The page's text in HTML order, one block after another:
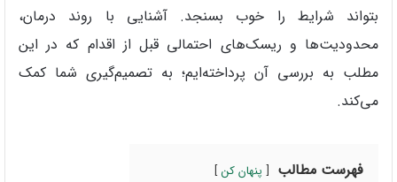
بتواند شرایط را خوب بسنجد. آشنایی با روند درمان،
محدودیت‌ها و ریسک‌های احتمالی قبل از اقدام که در این
مطلب به بررسی آن پرداخته‌ایم؛ به تصمیم‌گیری شما کمک
می‌کند.
فهرست مطالب پنهان کن